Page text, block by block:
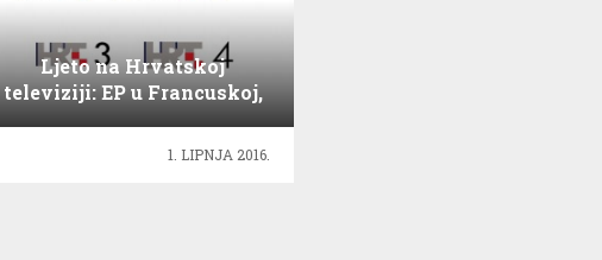
Ljeto na Hrvatskoj
televiziji: EP u Francuskoj,
1. LIPNJA 2016.